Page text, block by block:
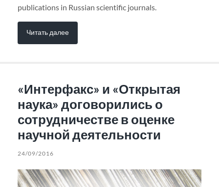
publications in Russian scientific journals.
Читать далее
«Интерфакс» и «Открытая
наука» договорились о
сотрудничестве в оценке
научной деятельности
24/09/2016